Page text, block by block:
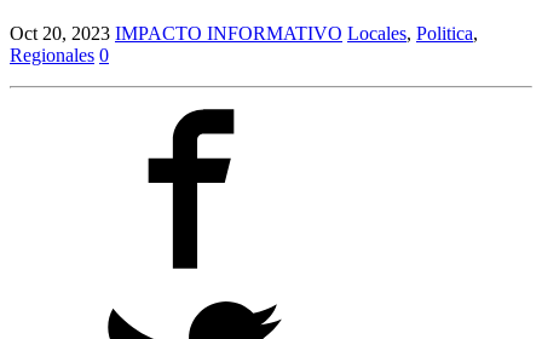
Oct 20, 2023 IMPACTO INFORMATIVO Locales, Politica,
Regionales 0